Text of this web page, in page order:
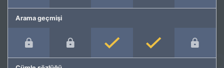
Arama geçmişi